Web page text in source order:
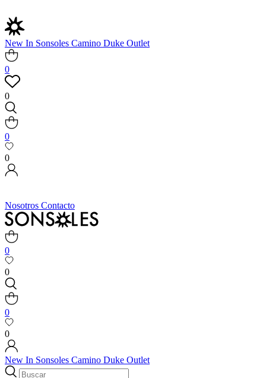
New In Sonsoles Camino Duke Outlet
0
0
0
0
Nosotros Contacto
0
0
0
0
New In Sonsoles Camino Duke Outlet